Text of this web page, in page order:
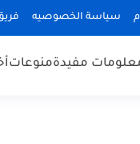
سياسة الخصوصيه
مفيدةمنوعات